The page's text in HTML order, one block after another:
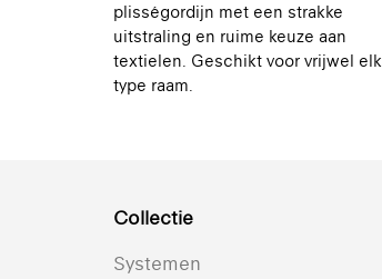
plisségordijn met een strakke
uitstraling en ruime keuze aan
textielen. Geschikt voor vrijwel elk
type raam.
Collectie
Systemen